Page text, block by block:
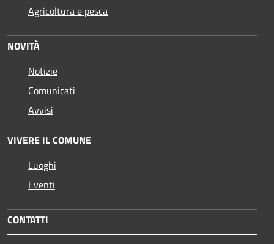
Agricoltura e pesca
NOVITÀ
Notizie
Comunicati
Avvisi
VIVERE IL COMUNE
Luoghi
Eventi
CONTATTI